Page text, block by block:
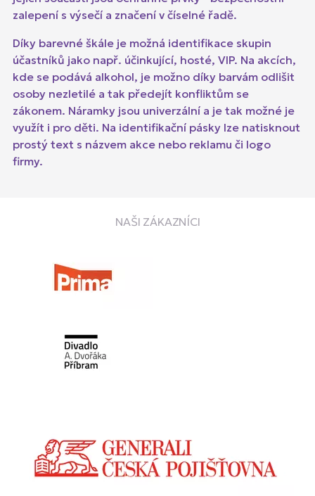
zalepení s výsečí a značení v číselné řadě.
Díky barevné škále je možná identifikace skupin
účastníků jako např. účinkující, hosté, VIP. Na akcích,
kde se podává alkohol, je možno díky barvám odlišit
osoby nezletilé a tak předejít konfliktům se
zákonem. Náramky jsou univerzální a je tak možné je
využít i pro děti. Na identifikační pásky lze natisknout
prostý text s názvem akce nebo reklamu či logo
firmy.
NAŠI ZÁKAZNÍCI